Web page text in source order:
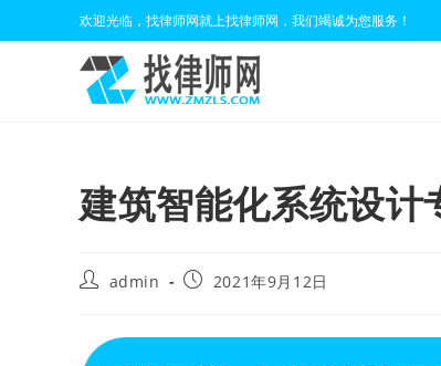
to
欢迎光临，找律师网就上找律师网，我们竭诚为您服务！
建筑智能化系统设计
Postadmin
Post2021年9月12日